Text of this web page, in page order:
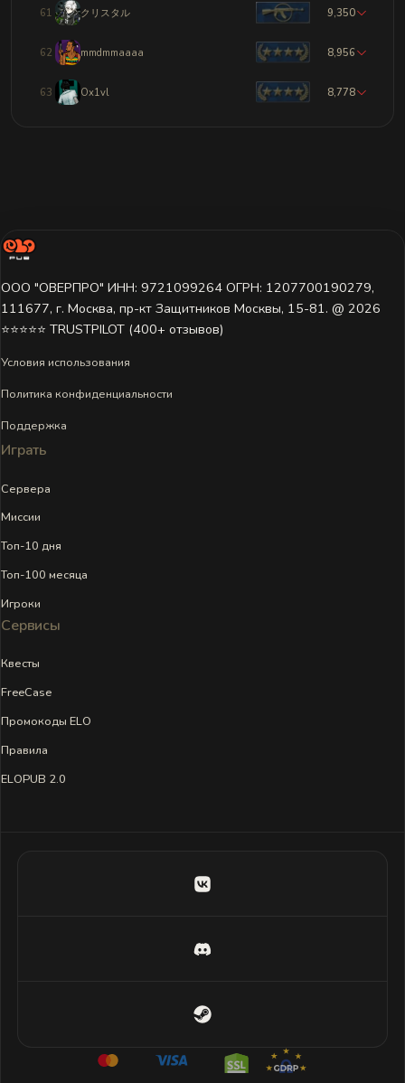
61 クリスタル 9,350
62 mmdmmaaaa 8,956
63 Ox1vl 8,778
ООО "ОВЕРПРО" ИНН: 9721099264 ОГРН: 1207700190279,
111677, г. Москва, пр-кт Защитников Москвы, 15-81. @ 2026 ㅤ
⭐⭐⭐⭐⭐ TRUSTPILOT (400+ отзывов)
Условия использования
Политика конфиденциальности
Поддержка
Играть
Сервера
Миссии
Топ-10 дня
Топ-100 месяца
Игроки
Сервисы
Квесты
FreeCase
Промокоды ELO
Правила
ELOPUB 2.0